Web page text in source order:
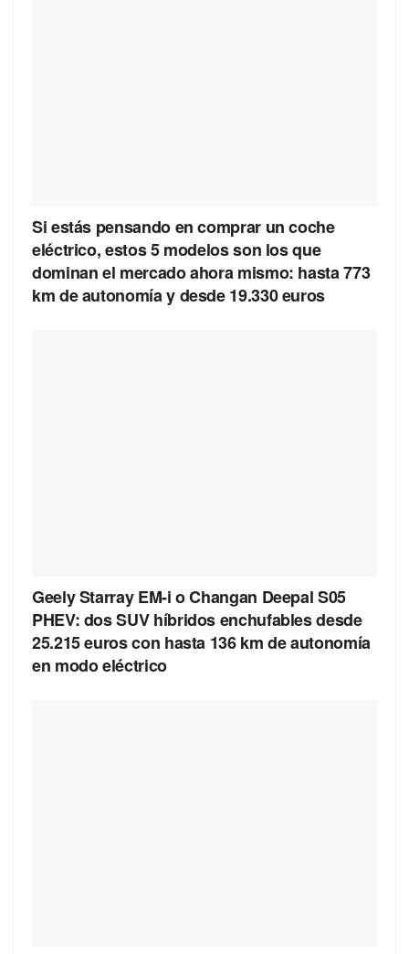
Si estás pensando en comprar un coche
eléctrico, estos 5 modelos son los que
dominan el mercado ahora mismo: hasta 773
km de autonomía y desde 19.330 euros
Geely Starray EM-i o Changan Deepal S05
PHEV: dos SUV híbridos enchufables desde
25.215 euros con hasta 136 km de autonomía
en modo eléctrico